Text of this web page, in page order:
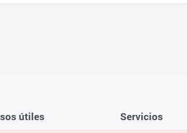
útiles Servicios